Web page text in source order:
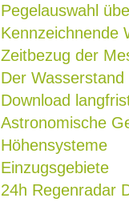
Pegelauswahl
Kennzeichnende
Zeitbezug der
Der Wasserstand
Download
Astronomische
Höhensysteme
Einzugsgebiete
24h Regenradar